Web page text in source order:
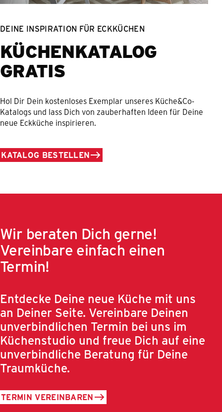
DEINE INSPIRATION FÜR ECKKÜCHEN
KÜCHENKATALOG
GRATIS
Hol Dir Dein kostenloses Exemplar unseres Küche&Co-
Katalogs und lass Dich von zauberhaften Ideen für Deine
neue Eckküche inspirieren.
KATALOG BESTELLEN
Wir beraten Dich gerne!
Vereinbare einfach einen
Termin!
Entdecke Deine neue Küche mit uns
an Deiner Seite. Vereinbare Deinen
unverbindlichen Termin bei uns im
Küchenstudio und freue Dich auf eine
unverbindliche Beratung für Deine
Traumküche.
TERMIN VEREINBAREN